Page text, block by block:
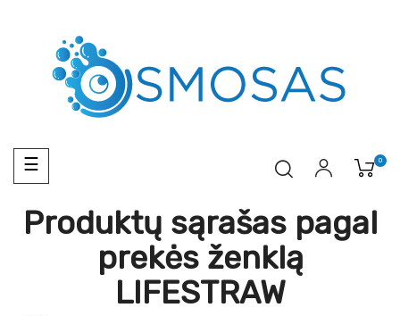
Toggle
navigation
☰ 0
Produktų sąrašas pagal
prekės ženklą
LIFESTRAW